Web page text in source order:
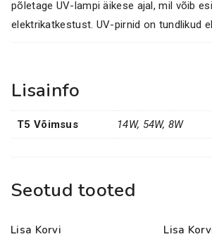
põletage UV-lampi äikese ajal, mil võib
elektrikatkestust. UV-pirnid on tundlikud
Lisainfo
T5 Võimsus 14W, 54W, 8W
Seotud tooted
Lisa Korvi Lisa